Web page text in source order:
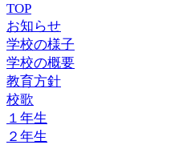
TOP
お知らせ
学校の様子
学校の概要
教育方針
校歌
１年生
２年生